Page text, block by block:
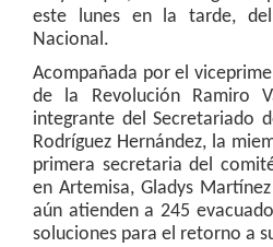
este lunes en la tarde,
Nacional.
Acompañada por el
de la Revolución Ramiro
integrante del Secretariado
Rodríguez Hernández, la
primera secretaria del
en Artemisa, Gladys
aún atienden a 245
soluciones para el retorno a